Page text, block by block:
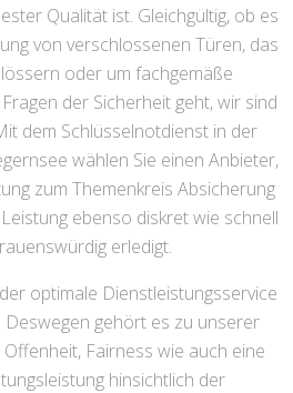
Qualität ist. Gleichgültig, ob es
von verschlossenen Türen, das
oder um fachgemäße
der Sicherheit geht, wir sind
dem Schlüsselnotdienst in der
wählen Sie einen Anbieter,
zum Themenkreis Absicherung
ebenso diskret wie schnell
erledigt.
optimale Dienstleistungsservice
gehört es zu unserer
Fairness wie auch eine
hinsichtlich der